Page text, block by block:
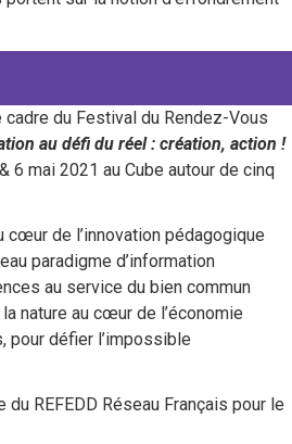
du Festival du Rendez-Vous
au défi du réel : création, action !
6 mai 2021 au Cube autour de cinq
cœur de l’innovation pédagogique
paradigme d’information
au service du bien commun
nature au cœur de l’économie
pour défier l’impossible
REFEDD Réseau Français pour le